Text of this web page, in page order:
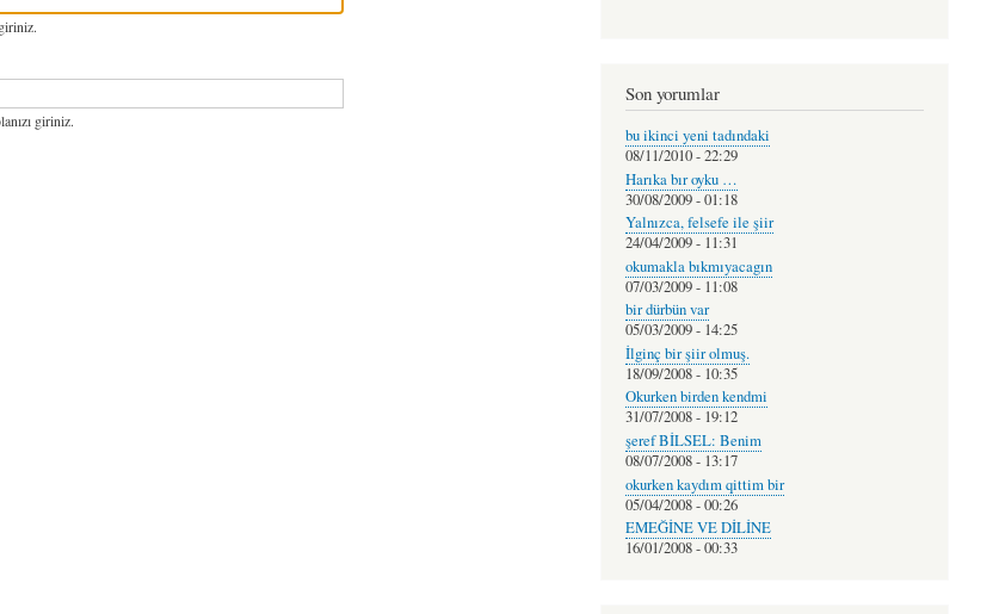
giriniz.
Son yorumlar
bu ikinci yeni tadındaki
08/11/2010 - 22:29
Harıka bır oyku …
30/08/2009 - 01:18
Yalnızca, felsefe ile şiir
24/04/2009 - 11:31
okumakla bıkmıyacagın
07/03/2009 - 11:08
bir dürbün var
05/03/2009 - 14:25
İlginç bir şiir olmuş.
18/09/2008 - 10:35
Okurken birden kendmi
31/07/2008 - 19:12
şeref BİLSEL: Benim
08/07/2008 - 13:17
okurken kaydım qittim bir
05/04/2008 - 00:26
EMEĞİNE VE DİLİNE
16/01/2008 - 00:33